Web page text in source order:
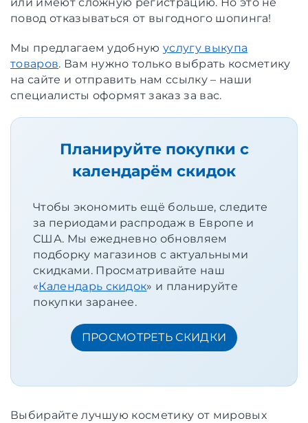
повод отказываться от выгодного шопинга!
Мы предлагаем удобнуюуслугу выкупа
товаров. Вам нужно только выбрать косметику
на сайте и отправить нам ссылку – наши
специалисты оформят заказ за вас.
Планируйте покупки с
календарём скидок
Чтобы экономить ещё больше, следите
за периодами распродаж в Европе и
США. Мы ежедневно обновляем
подборку магазинов с актуальными
скидками. Просматривайте наш
«Календарь скидок» и планируйте
покупки заранее.
ПРОСМОТРЕТЬ СКИДКИ
Выбирайте лучшую косметику от мировых